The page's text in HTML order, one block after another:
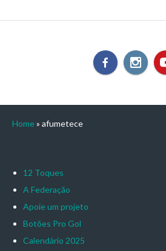
Home » afumetece
12 Toques
A Federação
Apoie um projeto
Botões Pro Gol
Calendário 2025